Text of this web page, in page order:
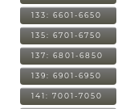
133: 6601-6650
135: 6701-6750
137: 6801-6850
139: 6901-6950
141: 7001-7050